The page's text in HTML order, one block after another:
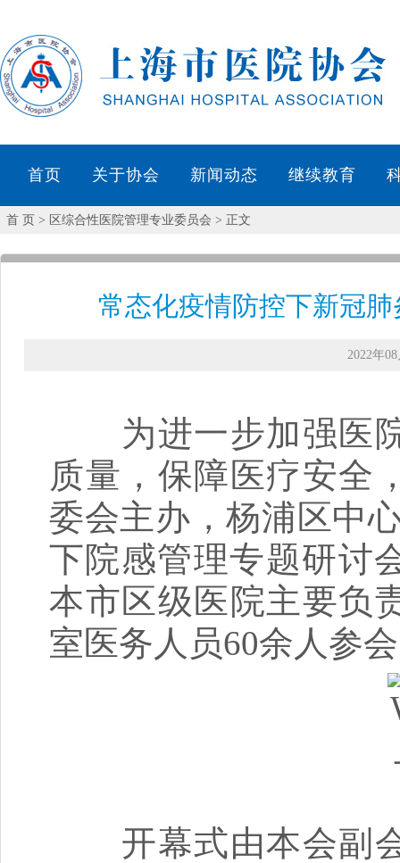
首页 关于协会 新闻动态 继续教育
首 页 > 区综合性医院管理专业委员会 > 正文
常态化疫情防控下新冠
2022年
为进一步加强医院
质量，保障医疗安全
委会主办，杨浦区中
下院感管理专题研讨
本市区级医院主要负
室医务人员60余人参
开幕式由本会副会